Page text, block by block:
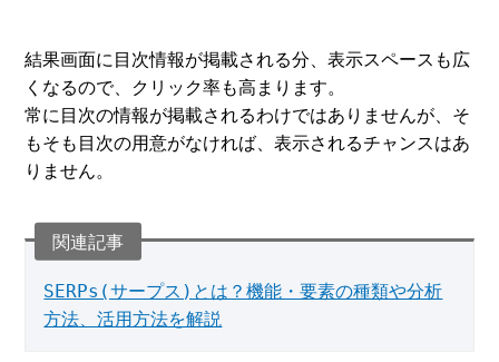
結果画面に目次情報が掲載される分、表示スペースも広
くなるので、クリック率も高まります。
常に目次の情報が掲載されるわけではありませんが、そ
もそも目次の用意がなければ、表示されるチャンスはあ
りません。
SERPs(サープス)とは？機能・要素の種類や分析
方法、活用方法を解説